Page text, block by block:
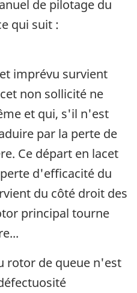
de pilotage du
qui suit :
imprévu survient
non sollicité ne
et qui, s'il n'est
par la perte de
Ce départ en lacet
d'efficacité du
du côté droit des
principal tourne
rotor de queue n'est